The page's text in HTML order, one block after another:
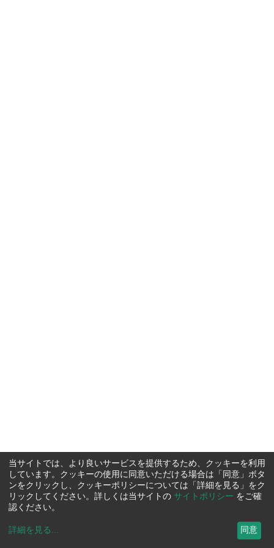
当サイトでは、より良いサービスを提供するため、クッキーを利用
しています。クッキーの使用に同意いただける場合は「同意」ボタ
ンをクリックし、クッキーポリシーについては「詳細を見る」をク
リックしてください。詳しくは当サイトの サイトポリシー をご確
認ください。
詳細を見る ... 同意